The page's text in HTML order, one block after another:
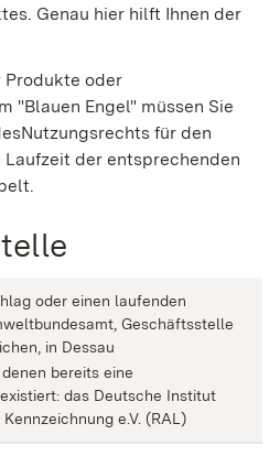
Genau hier hilft Ihnen der
Produkte oder
"Blauen Engel" müssen Sie
für den
Laufzeit der entsprechenden
oder einen laufenden
Geschäftsstelle
in Dessau
bereits eine
das Deutsche Institut
e.V. (RAL)